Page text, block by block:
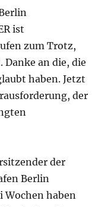
ist
zum Trotz,
an die, die
haben. Jetzt
der
der
Berlin
Wochen haben